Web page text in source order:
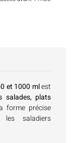
et 1000 mlest
salades, plats
forme précise
saladiers